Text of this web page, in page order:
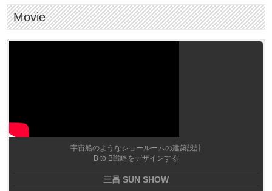
Movie
宇宙船のようなショールームの建築設計
B to B戦略をデザインする
三昌 SUN SHOW